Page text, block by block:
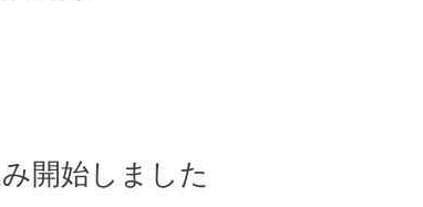
開始しました